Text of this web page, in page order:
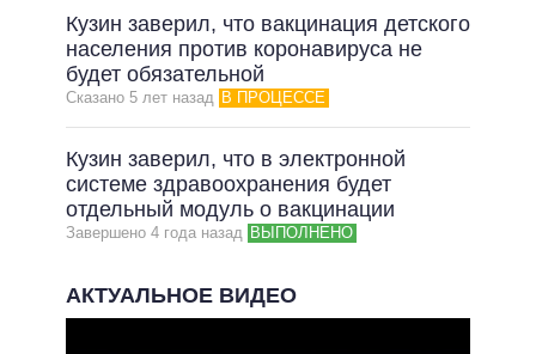
Кузин заверил, что вакцинация детского
населения против коронавируса не
будет обязательной
Сказано 5 лет назад В ПРОЦЕССЕ
Кузин заверил, что в электронной
системе здравоохранения будет
отдельный модуль о вакцинации
Завершено 4 года назад ВЫПОЛНЕНО
АКТУАЛЬНОЕ ВИДЕО